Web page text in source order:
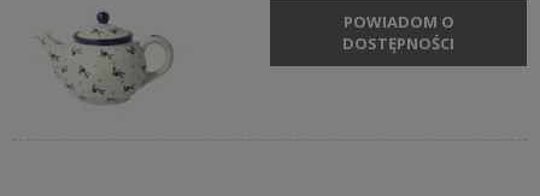
POWIADOM O
DOSTĘPNOŚCI